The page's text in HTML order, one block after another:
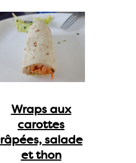
Wraps aux
carottes
râpées, salade
et thon